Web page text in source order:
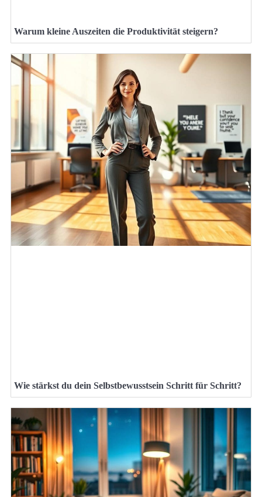
Warum kleine Auszeiten die Produktivität steigern?
Wie stärkst du dein Selbstbewusstsein Schritt für Schritt?